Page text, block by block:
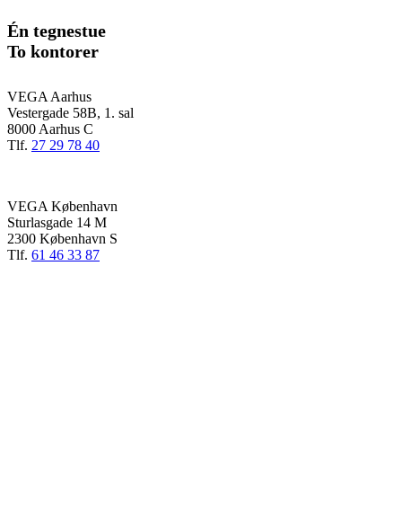
Én tegnestue
To kontorer
VEGA Aarhus
Vestergade 58B, 1. sal
8000 Aarhus C
Tlf. 27 29 78 40
VEGA København
Sturlasgade 14 M
2300 København S
Tlf. 61 46 33 87